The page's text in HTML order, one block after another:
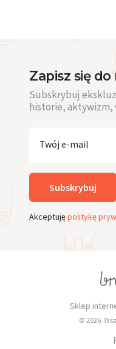
Zapisz się
Subskrybuj
historie, aktywizm,
Twój e-mail
Subskrybuj
Akceptujępolitykę
Sklep
© 2026.